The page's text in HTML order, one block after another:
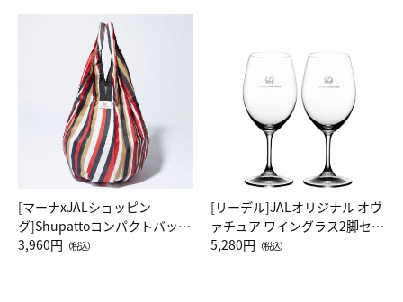
[マーナxJALショッピン
グ]Shupattoコンパクトバッグ
Drop JAL客室乗務員（LC）ス
3,960円 （税込）
[リーデル]JALオリジナル オヴ
ァチュア ワイングラス2脚セッ
ト（レッドワイン）
5,280円 （税込）